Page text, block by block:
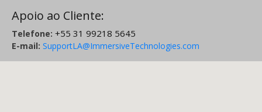
Apoio ao Cliente:
Telefone: +55 31 99218 5645
E-mail: SupportLA@ImmersiveTechnologies.com